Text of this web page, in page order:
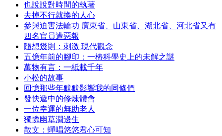
也說說對時間的執著
去掉不行就換的人心
參與迫害法輪功 廣東省、山東省、湖北省、河北省又有
四名官員遭惡報
隨想幾則：刺激 現代觀念
五億年前的腳印：一樁科學史上的未解之謎
萬物有言：一紙載千年
小松的故事
回憶那些年默默影響我的同修們
發快遞中的修煉體會
一位幸運的無助老人
獨憐幽草澗邊生
散文：蟬唱悠悠君心可知